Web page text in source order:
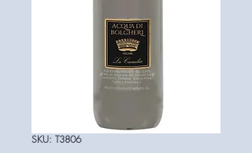
SKU: T3806